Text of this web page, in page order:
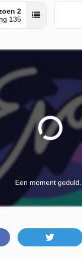
2
135
Een moment geduld...